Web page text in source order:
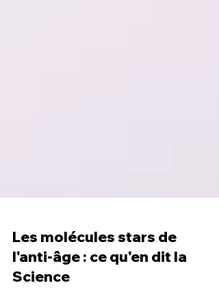
Les molécules stars de
l'anti-âge : ce qu'en dit la